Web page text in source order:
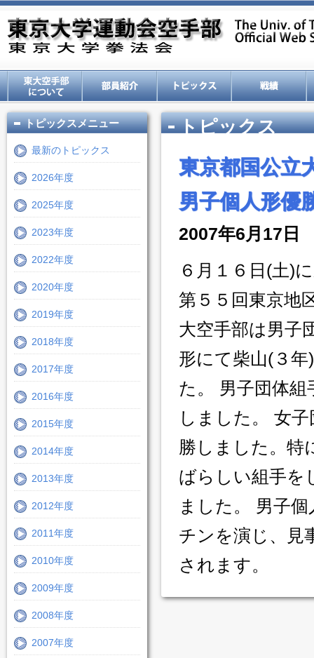
トピックスメニュー
最新のトピックス
2026年度
2025年度
2023年度
2022年度
2020年度
2019年度
2018年度
2017年度
2016年度
2015年度
2014年度
2013年度
2012年度
2011年度
2010年度
2009年度
2008年度
2007年度
トピックス
東京都国公立
男子個人形優
2007年6月17日
６月１６日(土)
第５５回東京地
大空手部は男子
形にて柴山(３
た。 男子団体
しました。 女
勝しました。特
ばらしい組手を
ました。 男子
チンを演じ、見
されます。